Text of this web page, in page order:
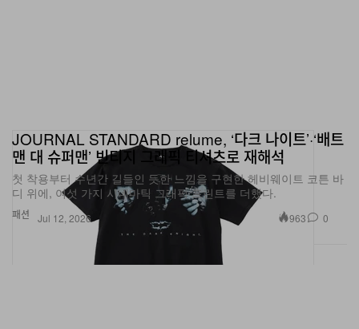
패션
JOURNAL STANDARD relume, ‘다크 나이트’·‘배트
맨 대 슈퍼맨’ 빈티지 그래픽 티셔츠로 재해석
첫 착용부터 수년간 길들인 듯한 느낌을 구현한 헤비웨이트 코튼 바
디 위에, 여섯 가지 시네마틱 그래픽 프린트를 더했다.
Jul 12, 2026 963 0